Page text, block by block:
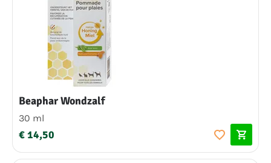
Beaphar Wondzalf
30 ml
€ 14,50